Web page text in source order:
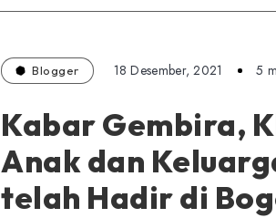
Blogger 18 Desember, 2021 5
Kabar Gembira,
Anak dan
telah Hadir di